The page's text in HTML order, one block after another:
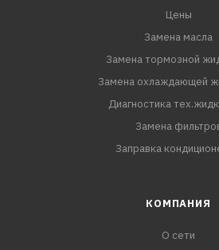
Цены
Замена масла
Замена тормозной
Замена охлаждающей
Диагностика
Замена
Заправка
КОМПАНИЯ
О сети